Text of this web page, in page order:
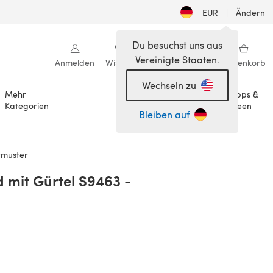
EUR | Ändern
Anmelden Wishlist Meine Bibliothek Warenkorb
Mehr
Kategorien
Anlässe
Tipps &
Ideen
Du besuchst uns aus
Vereinigte Staaten.
Wechseln zu
Bleiben auf
mit Gürtel S9463 -